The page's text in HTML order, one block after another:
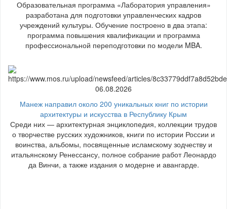
Образовательная программа «Лаборатория управления»
разработана для подготовки управленческих кадров
учреждений культуры. Обучение построено в два этапа:
программа повышения квалификации и программа
профессиональной переподготовки по модели MBA.
06.08.2026
Манеж направил около 200 уникальных книг по истории
архитектуры и искусства в Республику Крым
Среди них — архитектурная энциклопедия, коллекции трудов
о творчестве русских художников, книги по истории России и
воинства, альбомы, посвященные исламскому зодчеству и
итальянскому Ренессансу, полное собрание работ Леонардо
да Винчи, а также издания о модерне и авангарде.